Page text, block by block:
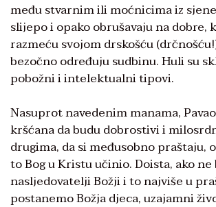
među stvarnim ili moćnicima iz
slijepo i opako obrušavaju na dobre,
razmeću svojom drskošću
bezočno određuju sudbinu. Huli su
pobožni i intelektualni tipovi.
Nasuprot navedenim manama,
kršćana da budu dobrostivi i
drugima, da si međusobno praštaju,
to Bog u Kristu učinio. Doista, ako
nasljedovatelji Božji i to najviše u
postanemo Božja djeca, uzajamni